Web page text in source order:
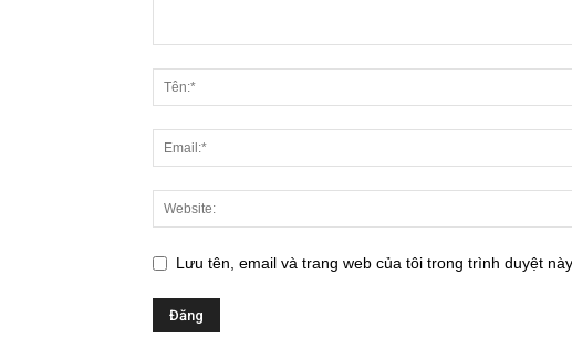
Lưu tên, email và trang web của tôi trong trình duyệt